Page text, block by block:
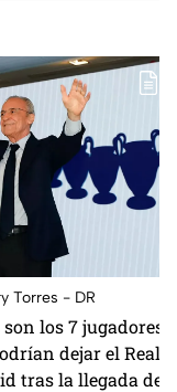
Torres - DR
los 7 jugadores
dejar el Real
tras la llegada de